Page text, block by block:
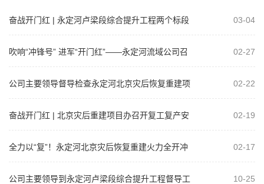
奋战开门红 | 永定河卢梁段综合提升工程两个标段
03-04
吹响“冲锋号” 进军“开门红”——永定河流域公司召
02-27
公司主要领导督导检查永定河北京灾后恢复重建项
02-22
奋战开门红 | 北京灾后重建项目办召开复工复产安
02-19
全力以“复”！永定河北京灾后恢复重建火力全开冲
02-17
公司主要领导到永定河卢梁段综合提升工程督导工
10-25